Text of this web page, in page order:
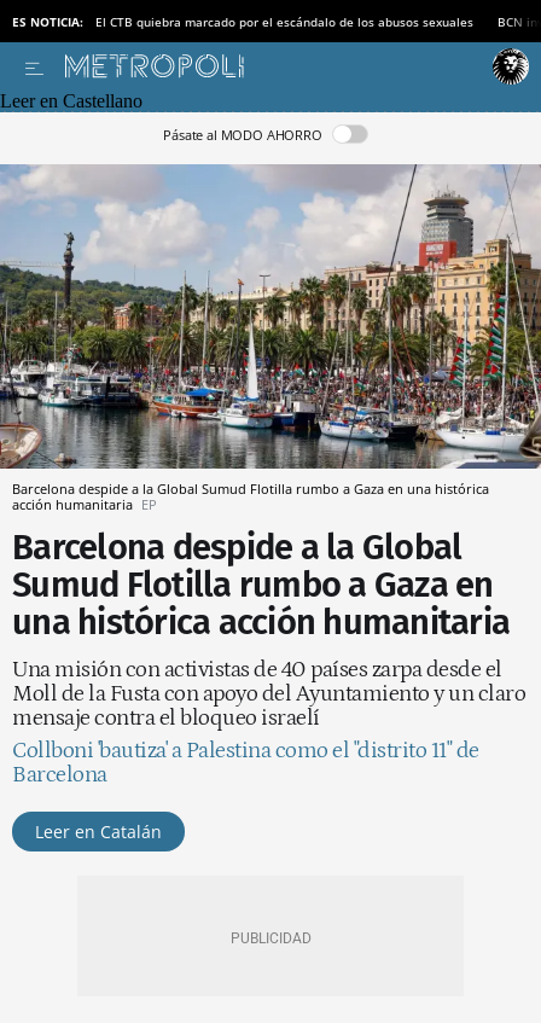
ES NOTICIA: El CTB quiebra marcado por el escándalo de los abusos sexuales BCN
Leer en Castellano
Pásate al MODO AHORRO
Barcelona despide a la Global Sumud Flotilla rumbo a Gaza en una histórica
acción humanitaria EP
Barcelona despide a la Global
Sumud Flotilla rumbo a Gaza en
una histórica acción humanitaria
Una misión con activistas de 40 países zarpa desde el
Moll de la Fusta con apoyo del Ayuntamiento y un claro
mensaje contra el bloqueo israelí
Collboni 'bautiza' a Palestina como el "distrito 11" de
Barcelona
Leer en Catalán